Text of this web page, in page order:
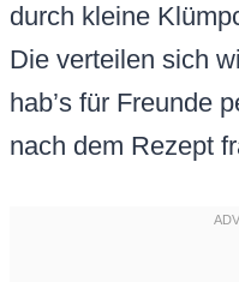
durch kleine
Die verteilen sich
hab’s für Freunde
nach dem Rezept